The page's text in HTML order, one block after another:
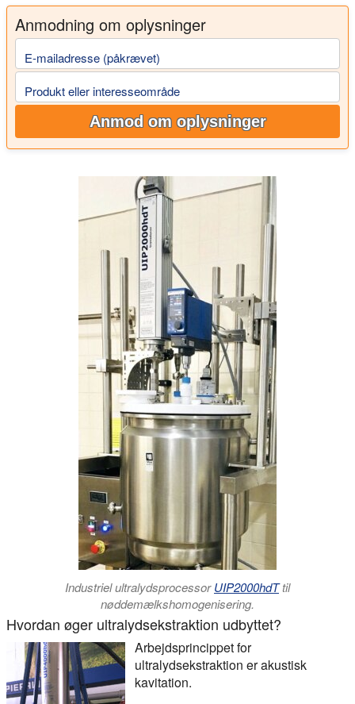
Anmodning om oplysninger
E-mailadresse (påkrævet)
Produkt eller interesseområde
Anmod om oplysninger
Industriel ultralydsprocessorUIP2000hdTtil
nøddemælkshomogenisering.
Hvordan øger ultralydsekstraktion udbyttet?
Arbejdsprincippet for
ultralydsekstraktion er akustisk
kavitation.